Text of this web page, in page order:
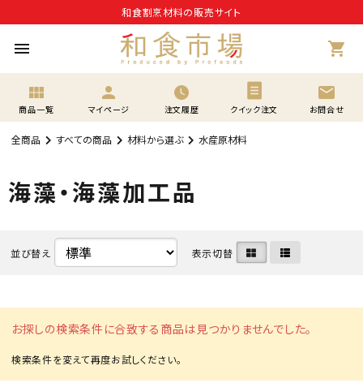
和食割烹材料の販売サイト
menu shopping_cart
view_module
商品一覧
person
マイページ 注文履歴 クイック注文
mail
お問合せ
全商品 すべての商品 材料から選ぶ 水産原材料
海藻・海藻加工品
並び替え 表示切替
お探しの検索条件に合致する商品は見つかりませんでした。